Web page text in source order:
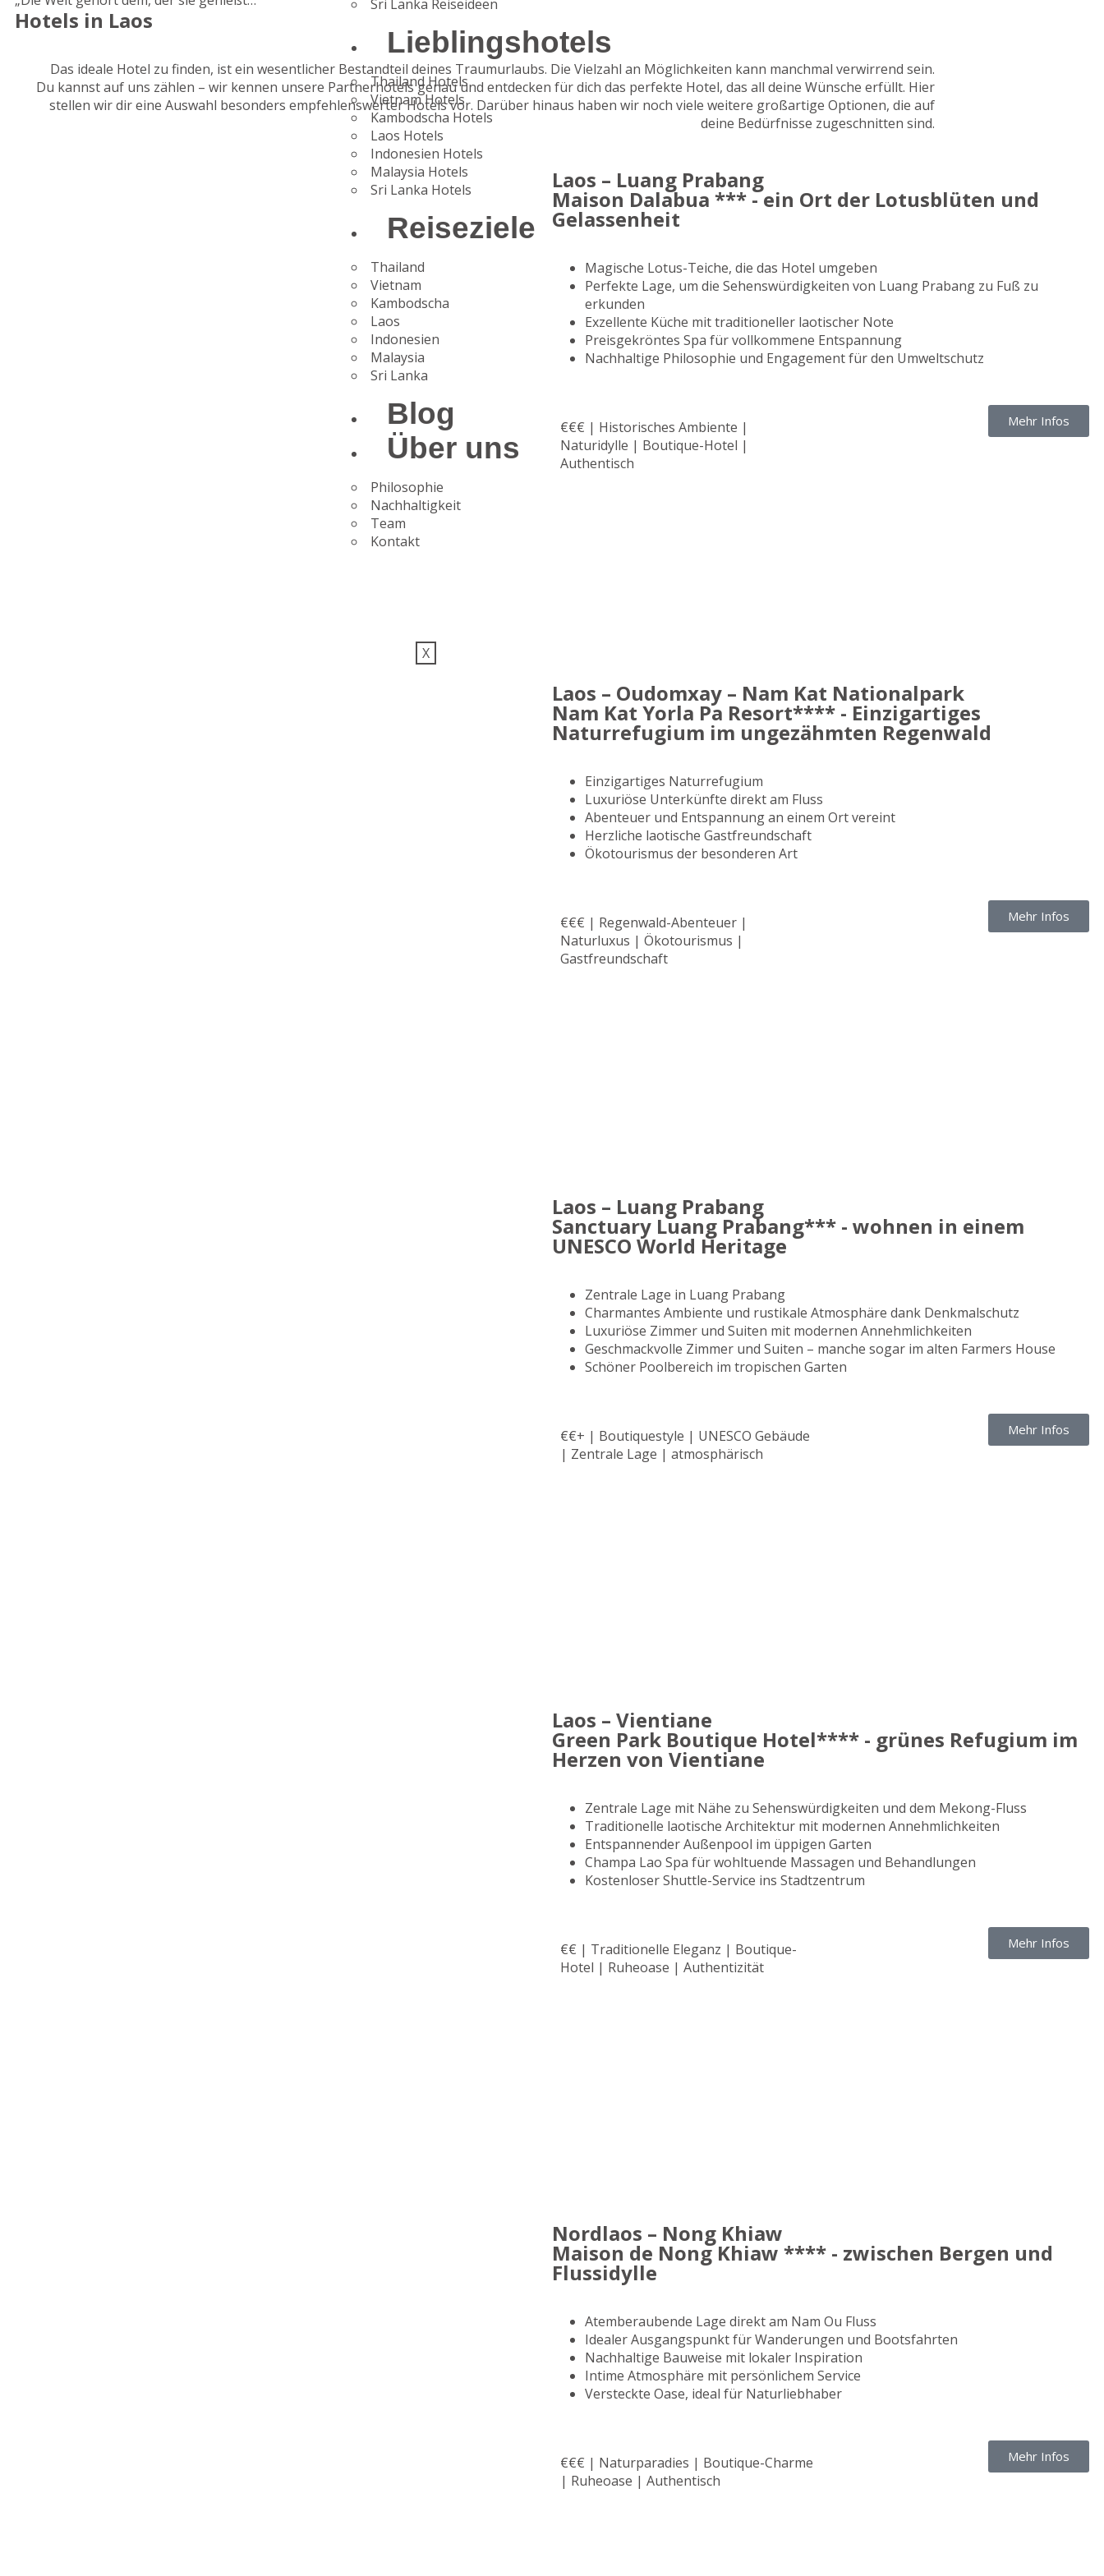
Sri Lanka Reiseideen
Lieblingshotels
Thailand Hotels
Vietnam Hotels
Kambodscha Hotels
Laos Hotels
Indonesien Hotels
Malaysia Hotels
Sri Lanka Hotels
Reiseziele
Thailand
Vietnam
Kambodscha
Laos
Indonesien
Malaysia
Sri Lanka
Blog
Über uns
Philosophie
Nachhaltigkeit
Team
Kontakt
X
Hotels in Laos
Das ideale Hotel zu finden, ist ein wesentlicher Bestandteil deines Traumurlaubs. Die Vielzahl an Möglichkeiten kann manchmal verwirrend sein.
Du kannst auf uns zählen – wir kennen unsere Partnerhotels genau und entdecken für dich das perfekte Hotel, das all deine Wünsche erfüllt. Hier
stellen wir dir eine Auswahl besonders empfehlenswerter Hotels vor. Darüber hinaus haben wir noch viele weitere großartige Optionen, die auf
deine Bedürfnisse zugeschnitten sind.
Laos – Luang Prabang
Maison Dalabua *** - ein Ort der Lotusblüten und
Gelassenheit
Magische Lotus-Teiche, die das Hotel umgeben
Perfekte Lage, um die Sehenswürdigkeiten von Luang Prabang zu Fuß zu
erkunden
Exzellente Küche mit traditioneller laotischer Note
Preisgekröntes Spa für vollkommene Entspannung
Nachhaltige Philosophie und Engagement für den Umweltschutz
€€€ | Historisches Ambiente |
Naturidylle | Boutique-Hotel |
Authentisch
Mehr Infos
Laos – Oudomxay – Nam Kat Nationalpark
Nam Kat Yorla Pa Resort**** - Einzigartiges
Naturrefugium im ungezähmten Regenwald
Einzigartiges Naturrefugium
Luxuriöse Unterkünfte direkt am Fluss
Abenteuer und Entspannung an einem Ort vereint
Herzliche laotische Gastfreundschaft
Ökotourismus der besonderen Art
€€€ | Regenwald-Abenteuer |
Naturluxus | Ökotourismus |
Gastfreundschaft
Mehr Infos
Laos – Luang Prabang
Sanctuary Luang Prabang*** - wohnen in einem
UNESCO World Heritage
Zentrale Lage in Luang Prabang
Charmantes Ambiente und rustikale Atmosphäre dank Denkmalschutz
Luxuriöse Zimmer und Suiten mit modernen Annehmlichkeiten
Geschmackvolle Zimmer und Suiten – manche sogar im alten Farmers House
Schöner Poolbereich im tropischen Garten
€€+ | Boutiquestyle | UNESCO Gebäude
| Zentrale Lage | atmosphärisch
Mehr Infos
Laos – Vientiane
Green Park Boutique Hotel**** - grünes Refugium im
Herzen von Vientiane
Zentrale Lage mit Nähe zu Sehenswürdigkeiten und dem Mekong-Fluss
Traditionelle laotische Architektur mit modernen Annehmlichkeiten
Entspannender Außenpool im üppigen Garten
Champa Lao Spa für wohltuende Massagen und Behandlungen
Kostenloser Shuttle-Service ins Stadtzentrum
€€ | Traditionelle Eleganz | Boutique-
Hotel | Ruheoase | Authentizität
Mehr Infos
Nordlaos – Nong Khiaw
Maison de Nong Khiaw **** - zwischen Bergen und
Flussidylle
Atemberaubende Lage direkt am Nam Ou Fluss
Idealer Ausgangspunkt für Wanderungen und Bootsfahrten
Nachhaltige Bauweise mit lokaler Inspiration
Intime Atmosphäre mit persönlichem Service
Versteckte Oase, ideal für Naturliebhaber
€€€ | Naturparadies | Boutique-Charme
| Ruheoase | Authentisch
Mehr Infos